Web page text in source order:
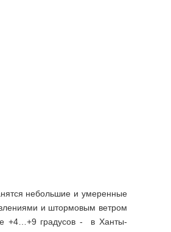
небольшие и умеренные
и штормовым ветром
+4…+9 градусов - в Ханты-